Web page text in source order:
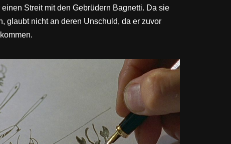
Streit mit den Gebrüdern Bagnetti. Da sie
glaubt nicht an deren Unschuld, da er zuvor